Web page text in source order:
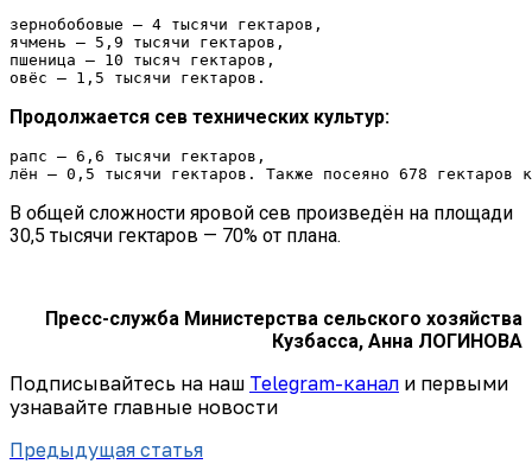
зернобобовые — 4 тысячи гектаров,
ячмень — 5,9 тысячи гектаров,
пшеница — 10 тысяч гектаров,
овёс — 1,5 тысячи гектаров.
Продолжается сев технических культур:
рапс — 6,6 тысячи гектаров,
лён — 0,5 тысячи гектаров. Также посеяно 678 гектаров
В общей сложности яровой сев произведён на площади
30,5 тысячи гектаров — 70% от плана.
Пресс-служба Министерства сельского хозяйства
Кузбасса, Анна ЛОГИНОВА
Подписывайтесь на наш Telegram-канал и первыми
узнавайте главные новости
Предыдущая статья